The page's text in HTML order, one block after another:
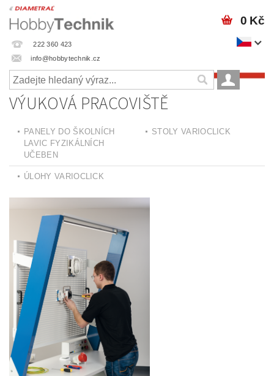
222 360 423
info@hobbytechnik.cz
0 Kč
VÝUKOVÁ PRACOVIŠTĚ
PANELY DO ŠKOLNÍCH
LAVIC FYZIKÁLNÍCH
UČEBEN
STOLY VARIOCLICK
ÚLOHY VARIOCLICK